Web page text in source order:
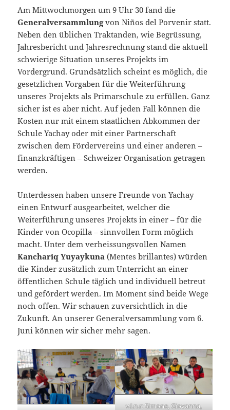
Am Mittwochmorgen um 9 Uhr 30 fand die
Generalversammlungvon Niños del Porvenir statt.
Neben den üblichen Traktanden, wie Begrüssung,
Jahresbericht und Jahresrechnung stand die aktuell
schwierige Situation unseres Projekts im
Vordergrund. Grundsätzlich scheint es möglich, die
gesetzlichen Vorgaben für die Weiterführung
unseres Projekts als Primarschule zu erfüllen. Ganz
sicher ist es aber nicht. Auf jeden Fall können die
Kosten nur mit einem staatlichen Abkommen der
Schule Yachay oder mit einer Partnerschaft
zwischen dem Fördervereins und einer anderen –
finanzkräftigen – Schweizer Organisation getragen
werden.
Unterdessen haben unsere Freunde von Yachay
einen Entwurf ausgearbeitet, welcher die
Weiterführung unseres Projekts in einer – für die
Kinder von Ocopilla – sinnvollen Form möglich
macht. Unter dem verheissungsvollen Namen
Kanchariq Yuyaykuna(Mentes brillantes) würden
die Kinder zusätzlich zum Unterricht an einer
öffentlichen Schule täglich und individuell betreut
und gefördert werden. Im Moment sind beide Wege
noch offen. Wir schauen zuversichtlich in die
Zukunft. An unserer Generalversammlung vom 6.
Juni können wir sicher mehr sagen.
v.l.n.r: Simone, Giovanna,